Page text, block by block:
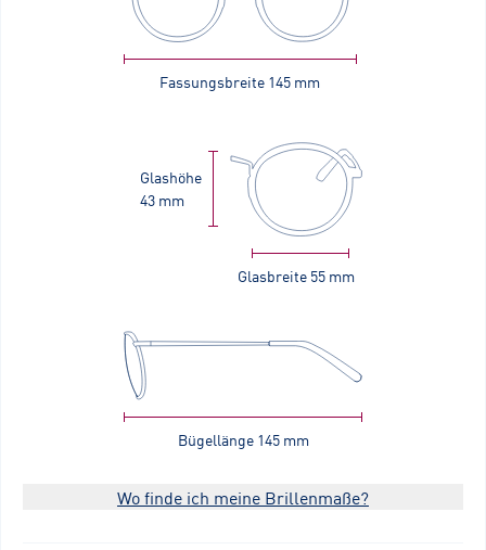
Fassungsbreite 145 mm
Glasbreite 55 mm
Glashöhe
43 mm
Bügellänge 145 mm
Wo finde ich meine Brillenmaße?